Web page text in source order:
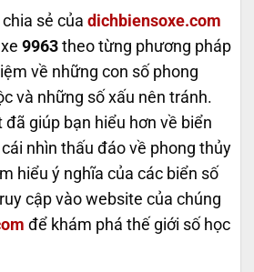
sẻ của dichbiensoxe.com
9963 theo từng phương pháp
về những con số phong
và những số xấu nên tránh.
đã giúp bạn hiểu hơn về biển
nhìn thấu đáo về phong thủy
hiểu ý nghĩa của các biển số
cập vào website của chúng
để khám phá thế giới số học